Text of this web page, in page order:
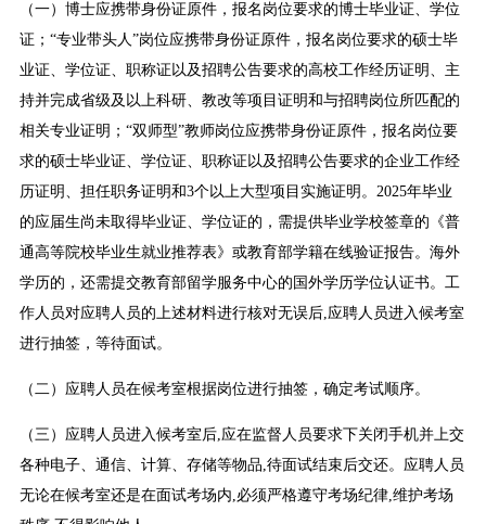
（一）博士应携带身份证原件，报名岗位要求的博士毕业证、学位
证；“专业带头人”岗位应携带身份证原件，报名岗位要求的硕士毕
业证、学位证、职称证以及招聘公告要求的高校工作经历证明、主
持并完成省级及以上科研、教改等项目证明和与招聘岗位所匹配的
相关专业证明；“双师型”教师岗位应携带身份证原件，报名岗位要
求的硕士毕业证、学位证、职称证以及招聘公告要求的企业工作经
历证明、担任职务证明和3个以上大型项目实施证明。2025年毕业
的应届生尚未取得毕业证、学位证的，需提供毕业学校签章的《普
通高等院校毕业生就业推荐表》或教育部学籍在线验证报告。海外
学历的，还需提交教育部留学服务中心的国外学历学位认证书。工
作人员对应聘人员的上述材料进行核对无误后,应聘人员进入候考室
进行抽签，等待面试。
（二）应聘人员在候考室根据岗位进行抽签，确定考试顺序。
（三）应聘人员进入候考室后,应在监督人员要求下关闭手机并上交
各种电子、通信、计算、存储等物品,待面试结束后交还。应聘人员
无论在候考室还是在面试考场内,必须严格遵守考场纪律,维护考场